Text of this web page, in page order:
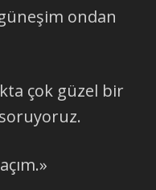
güneşim ondan
çok güzel bir